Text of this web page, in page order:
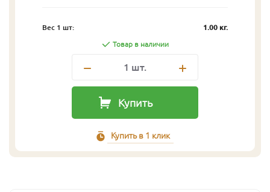
Вес 1 шт: 1.00 кг.
Товар в наличии
1 шт.
Купить
Купить в 1 клик